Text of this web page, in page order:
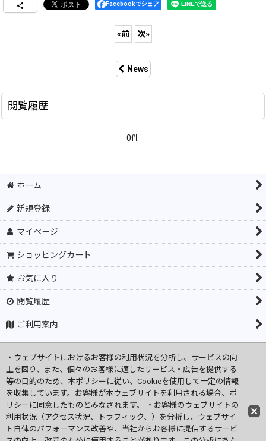
Facebookでシェア
«前 次»
News
閲覧履歴
0件
ホーム
新規登録
マイページ
ショッピングカート
お気に入り
閲覧履歴
ご利用案内
商品カテゴリ一覧
営業日カレンダー
特定商取引法表示
・ウェブサイトにおけるお客様の利用状況を分析し、サービスの向
上を図り、また、個々のお客様に適したサービス・広告を提供する
等の目的のため、本ポリシーに従い、Cookieを使用して一定の情報
を収集しています。お客様が本ウェブサイトを利用される場合、ポ
リシーに同意したものとみなされます。 ・お客様のウェブサイトの
利用状況（アクセス状況、トラフィック、）を分析し、ウェブサイ
ト自体のパフォーマンス改善や、当社からお客様に提供するサービ